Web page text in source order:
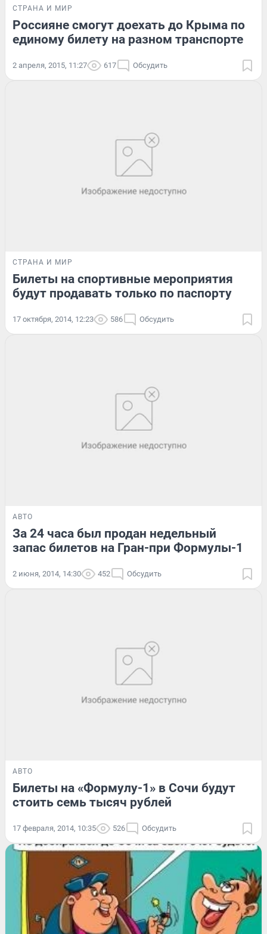
СТРАНА И МИР
Россияне смогут доехать до Крыма по
единому билету на разном транспорте
2 апреля, 2015, 11:27 617 Обсудить
СТРАНА И МИР
Билеты на спортивные мероприятия
будут продавать только по паспорту
17 октября, 2014, 12:23 586 Обсудить
АВТО
За 24 часа был продан недельный
запас билетов на Гран-при Формулы-1
2 июня, 2014, 14:30 452 Обсудить
АВТО
Билеты на «Формулу-1» в Сочи будут
стоить семь тысяч рублей
17 февраля, 2014, 10:35 526 Обсудить